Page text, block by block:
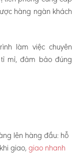
hàng ngàn khách
làm việc chuyên
mỉ, đảm bảo đúng
lên hàng đầu: hỗ
giao,giao nhanh